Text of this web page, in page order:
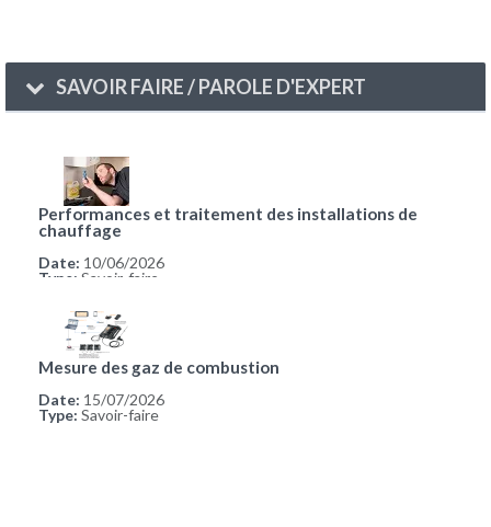
SAVOIR FAIRE / PAROLE D'EXPERT
Performances et traitement des installations de
chauffage
Date: 10/06/2026
Type: Savoir-faire
Mesure des gaz de combustion
Date: 15/07/2026
Type: Savoir-faire